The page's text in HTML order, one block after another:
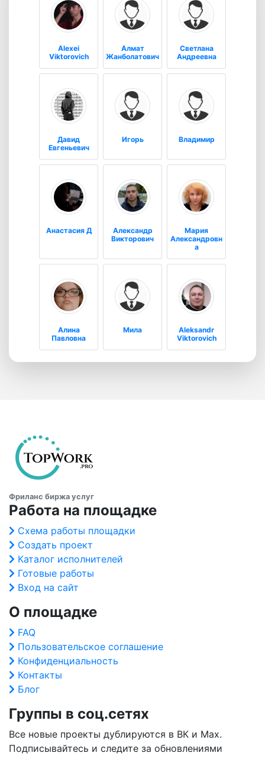
Alexei
Viktorovich
Алмат
Жанболатович
Светлана
Андреевна
Давид
Евгеньевич
Игорь Владимир
Анастасия Д
Александр
Викторович
Мария
Александровн
а
Алина
Павловна
Мила
Aleksandr
Viktorovich
Фриланс биржа услуг
Работа на площадке
Схема работы площадки
Создать проект
Каталог исполнителей
Готовые работы
Вход на сайт
О площадке
FAQ
Пользовательское соглашение
Конфиденциальность
Контакты
Блог
Группы в соц.сетях
Все новые проекты дублируются в ВК и Max.
Подписывайтесь и следите за обновлениями